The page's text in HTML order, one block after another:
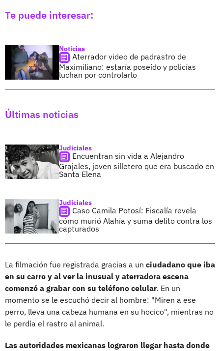
Te puede interesar:
Noticias
Aterrador video de padrastro de
Maximiliano: estaría poseído y policías
luchan por controlarlo
Últimas noticias
Judiciales
Encuentran sin vida a Alejandro
Grajales, joven silletero que era buscado en
Santa Elena
Judiciales
Caso Camila Potosí: Fiscalía revela
cómo murió Alahía y suma delito contra los
capturados
La filmación fue registrada gracias a un ciudadano que iba
en su carro y al ver la inusual y aterradora escena
comenzó a grabar con su teléfono celular. En un
momento se le escuchó decir al hombre: "Miren a ese
perro, lleva una cabeza humana en su hocico", mientras no
le perdía el rastro al animal.
Las autoridades mexicanas lograron llegar hasta donde